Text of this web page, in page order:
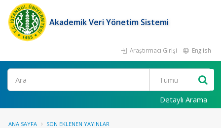
Akademik Veri Yönetim Sistemi
Araştırmacı Girişi English
Ara
Detaylı Arama
ANA SAYFA SON EKLENEN YAYINLAR